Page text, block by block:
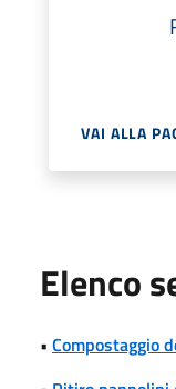
VAI ALLA
Elenco
• Compostaggio